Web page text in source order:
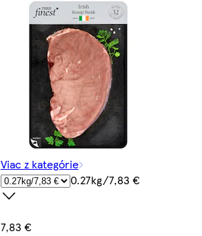
Viac z kategórie
0.27kg/7,83 €
7,83 €